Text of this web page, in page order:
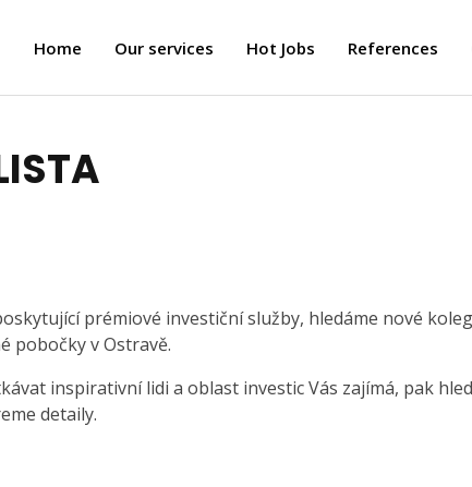
Home Our services Hot Jobs References
prémiové investiční služby, hledáme nové
pobočky v Ostravě.
inspirativní lidi a oblast investic Vás zajímá, pak
detaily.